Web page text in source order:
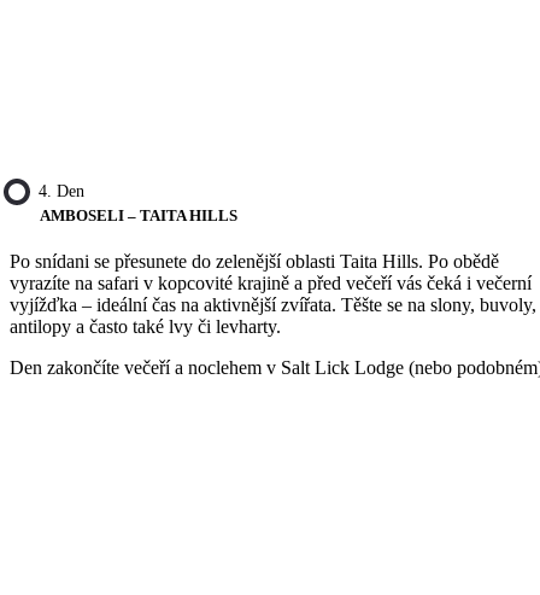
4. Den
AMBOSELI – TAITA HILLS
Po snídani se přesunete do zelenější oblasti Taita Hills. Po obědě
vyrazíte na safari v kopcovité krajině a před večeří vás čeká i večerní
vyjížďka – ideální čas na aktivnější zvířata. Těšte se na slony, buvoly,
antilopy a často také lvy či levharty.
Den zakončíte večeří a noclehem v Salt Lick Lodge (nebo